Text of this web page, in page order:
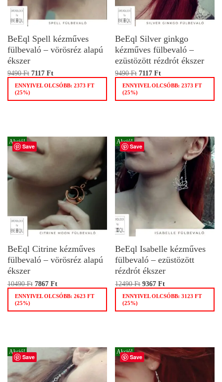
BeEql Spell kézműves
fülbevaló – vörösréz alapú
ékszer
9490Ft 7117 Ft
ENNYIVEL OLCSÓBB: 2373 FT
(25%)
BeEql Silver ginkgo
kézműves fülbevaló –
ezüstözött rézdrót ékszer
9490Ft 7117Ft
ENNYIVEL OLCSÓBB:2373FT
(25%)
Save
Akció!
BeEql Citrine kézműves
fülbevaló – vörösréz alapú
ékszer
10490Ft 7867 Ft
ENNYIVEL OLCSÓBB: 2623 FT
(25%)
Save
Akció!
BeEql Isabelle kézműves
fülbevaló – ezüstözött
rézdrót ékszer
12490Ft 9367Ft
ENNYIVEL OLCSÓBB:3123FT
(25%)
Save
Akció!
Save
Akció!